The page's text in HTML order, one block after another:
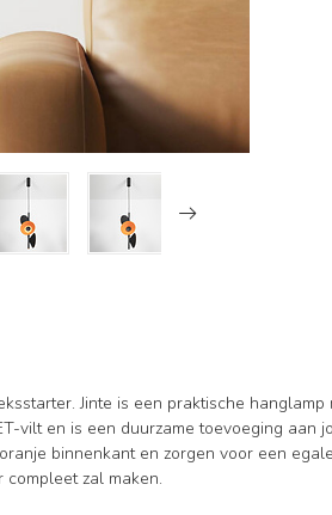
Jinte is een praktische hanglamp
vilt en is een duurzame toevoeging aan
binnenkant en zorgen voor een egale
zal maken.